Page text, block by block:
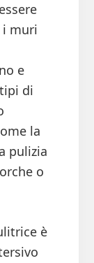
i muri
e
di
la
pulizia
o
è